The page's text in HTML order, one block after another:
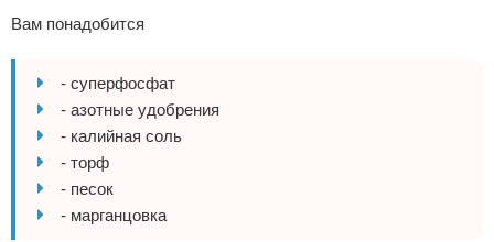
Безопасность
Стройматериалы
Разное
Вам понадобится
- суперфосфат
- азотные удобрения
- калийная соль
- торф
- песок
- марганцовка